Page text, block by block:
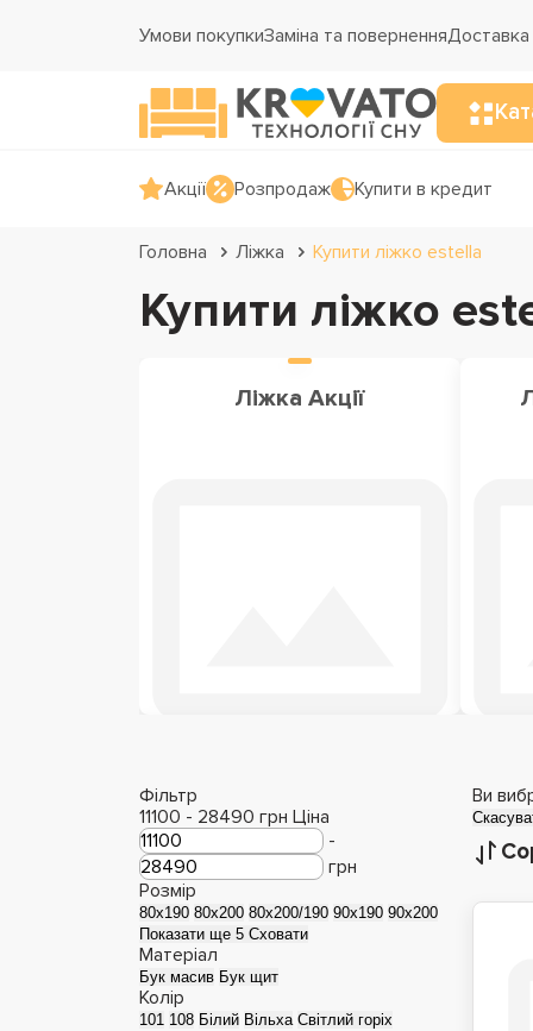
Умови покупкиЗаміна та поверненняДоставка
Акції Розпродаж Купити в кредит
Головна Ліжка Купити ліжко estella
Купити ліжко
Ліжка Акції
Фільтр
11100 - 28490 грн Ціна
-
грн
Розмір
80x190 80x200 80x200/190 90x190 90x200
Показати ще 5 Сховати
Матеріал
Бук масив Бук щит
Колір
101 108 Білий Вільха Світлий горіх
Ви